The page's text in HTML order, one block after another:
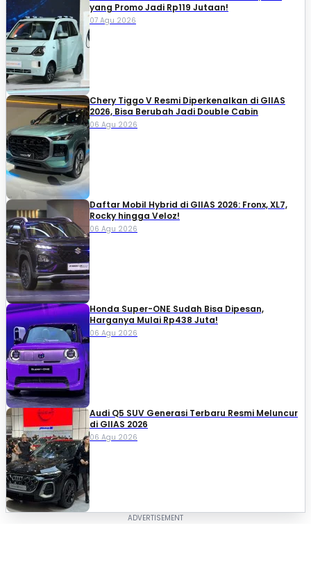
yang Promo Jadi Rp119 Jutaan!
07 Agu 2026
Chery Tiggo V Resmi Diperkenalkan di GIIAS
2026, Bisa Berubah Jadi Double Cabin
06 Agu 2026
Daftar Mobil Hybrid di GIIAS 2026: Fronx, XL7,
Rocky hingga Veloz!
06 Agu 2026
Honda Super-ONE Sudah Bisa Dipesan,
Harganya Mulai Rp438 Juta!
06 Agu 2026
Audi Q5 SUV Generasi Terbaru Resmi Meluncur
di GIIAS 2026
06 Agu 2026